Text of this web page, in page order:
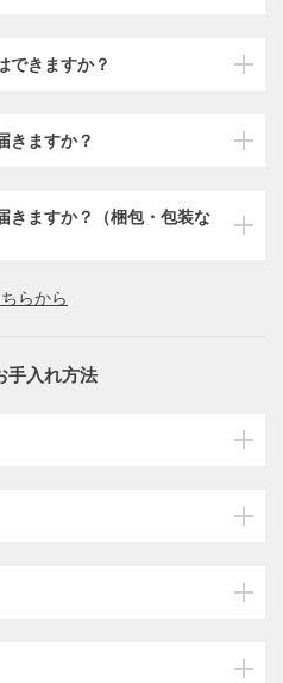
できますか？
きますか？
きますか？（梱包・包装な
らから
手入れ方法